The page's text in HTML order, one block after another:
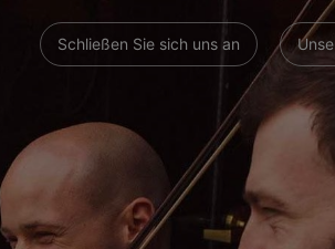
Schließen Sie sich uns an